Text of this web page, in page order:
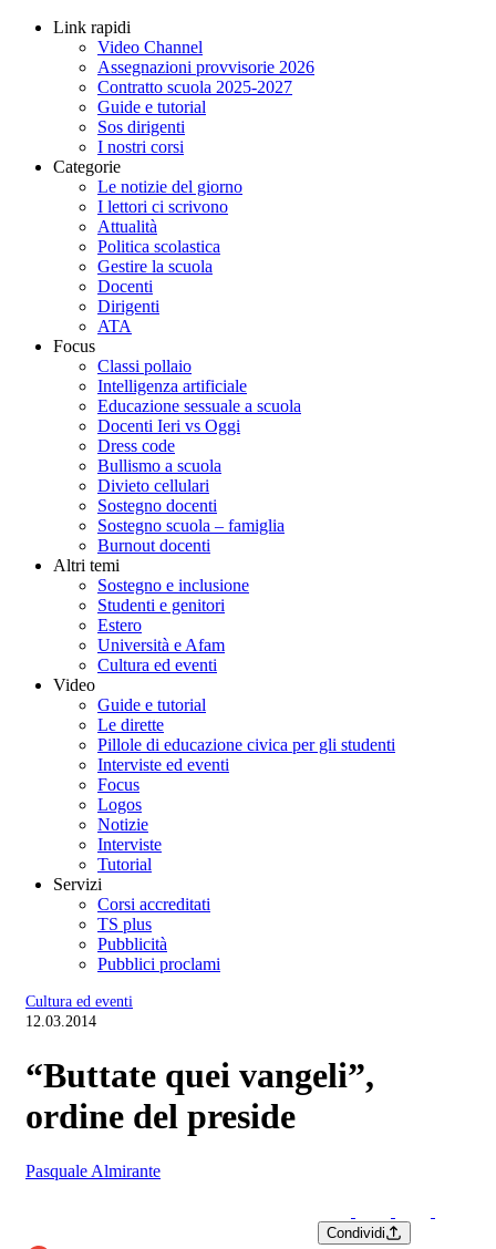
Link rapidi
Video Channel
Assegnazioni provvisorie 2026
Contratto scuola 2025-2027
Guide e tutorial
Sos dirigenti
I nostri corsi
Categorie
Le notizie del giorno
I lettori ci scrivono
Attualità
Politica scolastica
Gestire la scuola
Docenti
Dirigenti
ATA
Focus
Classi pollaio
Intelligenza artificiale
Educazione sessuale a scuola
Docenti Ieri vs Oggi
Dress code
Bullismo a scuola
Divieto cellulari
Sostegno docenti
Sostegno scuola – famiglia
Burnout docenti
Altri temi
Sostegno e inclusione
Studenti e genitori
Estero
Università e Afam
Cultura ed eventi
Video
Guide e tutorial
Le dirette
Pillole di educazione civica per gli studenti
Interviste ed eventi
Focus
Logos
Notizie
Interviste
Tutorial
Servizi
Corsi accreditati
TS plus
Pubblicità
Pubblici proclami
Cultura ed eventi
12.03.2014
“Buttate quei vangeli”,
ordine del preside
Pasquale Almirante
Condividi